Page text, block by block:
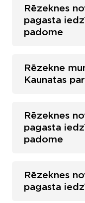
Rēzeknes
pagasta
padome
Rēzekne
Kaunatas
Rēzeknes
pagasta
padome
Rēzeknes
pagasta